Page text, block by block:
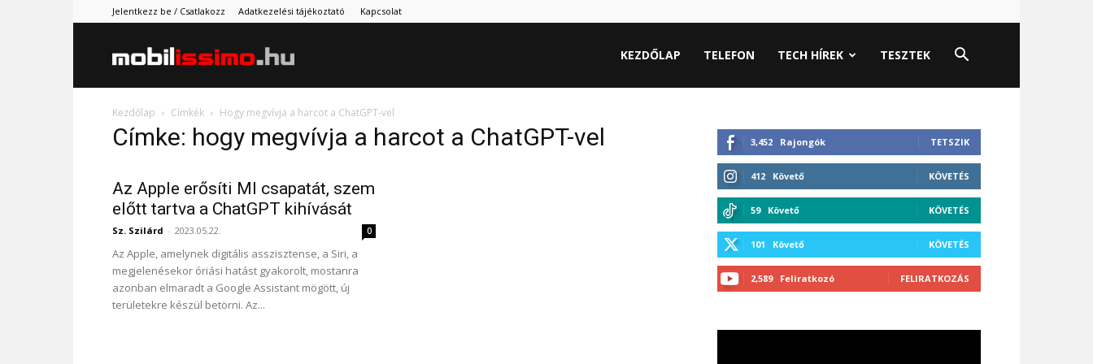
Jelentkezz be / Csatlakozz Adatkezelési tájékoztató Kapcsolat
Mobilissimo.hu KEZDŐLAP TELEFON TECH HÍREK TESZTEK
Kezdőlap Címkék Hogy megvívja a harcot a ChatGPT-vel
Címke: hogy megvívja a harcot a ChatGPT-vel
Az Apple erősíti MI csapatát, szem
előtt tartva a ChatGPT kihívását
Sz. Szilárd - 2023.05.22. 0
Az Apple, amelynek digitális asszisztense, a Siri, a
megjelenésekor óriási hatást gyakorolt, mostanra
azonban elmaradt a Google Assistant mögött, új
területekre készül betörni. Az...
3,452 Rajongók TETSZIK
412 Követő KÖVETÉS
59 Követő KÖVETÉS
101 Követő KÖVETÉS
2,589 Feliratkozó FELIRATKOZÁS